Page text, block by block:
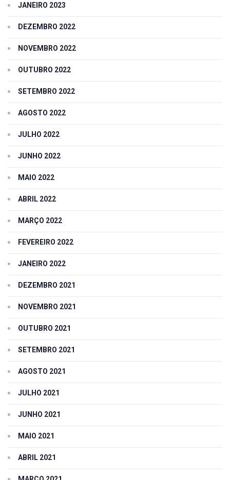
JANEIRO 2023
DEZEMBRO 2022
NOVEMBRO 2022
OUTUBRO 2022
SETEMBRO 2022
AGOSTO 2022
JULHO 2022
JUNHO 2022
MAIO 2022
ABRIL 2022
MARÇO 2022
FEVEREIRO 2022
JANEIRO 2022
DEZEMBRO 2021
NOVEMBRO 2021
OUTUBRO 2021
SETEMBRO 2021
AGOSTO 2021
JULHO 2021
JUNHO 2021
MAIO 2021
ABRIL 2021